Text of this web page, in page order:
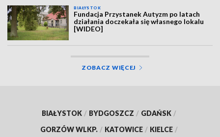
BIAŁYSTOK
Fundacja Przystanek Autyzm po latach
działania doczekała się własnego lokalu
[WIDEO]
ZOBACZ WIĘCEJ
BIAŁYSTOK / BYDGOSZCZ / GDAŃSK /
GORZÓW WLKP. / KATOWICE / KIELCE /